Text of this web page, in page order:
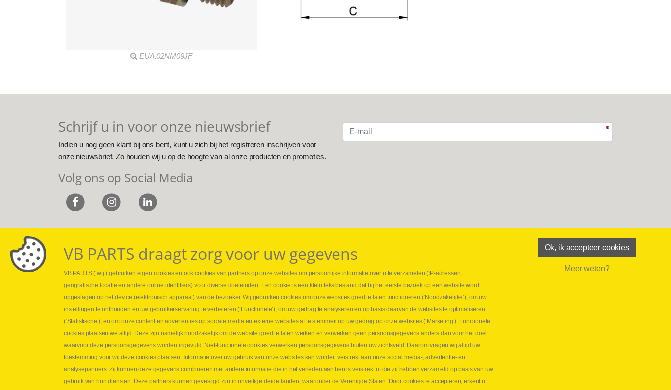
EUA.02NM09JF
Schrijf u in voor onze nieuwsbrief
Indien u nog geen klant bij ons bent, kunt u zich bij het registreren inschrijven voor
onze nieuwsbrief. Zo houden wij u op de hoogte van al onze producten en promoties.
Volg ons op Social Media
Webshop
Nieuws
Jobs
Leveringen
Drukcontrole set
Persmaten
Hydraulische slangen
Contact VB Parts
⏳ Laatste maand Webtec-promotie!
⏳ Laatste kans voor onze promo
snelkoppelingen!
1 juni 2026
Lees meer NL
VB PARTS draagt zorg voor uw gegevens
VB PARTS (‘wij’) gebruiken eigen cookies en ook cookies van partners op onze websites om persoonlijke informatie over u te verzamelen (IP-adressen,
geografische locatie en andere online identifiers) voor diverse doeleinden. Een cookie is een klein tekstbestand dat bij het eerste bezoek op een website wordt
opgeslagen op het device (elektronisch apparaat) van de bezoeker. Wij gebruiken cookies om onze websites goed te laten functioneren (‘Noodzakelijke’), om uw
instellingen te onthouden en uw gebruikerservaring te verbeteren (‘Functionele’), om uw gedrag te analyseren en op basis daarvan de websites te optimaliseren
(‘Statistische’), en om onze content en advertenties op sociale media en externe websites af te stemmen op uw gedrag op onze websites (‘Marketing’). Functionele
cookies plaatsen we altijd. Deze zijn namelijk noodzakelijk om de website goed te laten werken en verwerken geen persoonsgegevens anders dan voor het doel
waarvoor deze persoonsgegevens worden ingevuld. Niet-functionele cookies verwerken persoonsgegevens buiten uw zichtsveld. Daarom vragen wij altijd uw
toestemming voor wij deze cookies plaatsen. Informatie over uw gebruik van onze websites kan worden verstrekt aan onze social media-, advertentie- en
analysepartners. Zij kunnen deze gegevens combineren met andere informatie die in het verleden aan hen is verstrekt of die zij hebben verzameld op basis van uw
gebruik van hun diensten. Deze partners kunnen gevestigd zijn in onveilige derde landen, waaronder de Verenigde Staten. Door cookies te accepteren, erkent u
Ok, ik accepteer cookies
Meer weten?